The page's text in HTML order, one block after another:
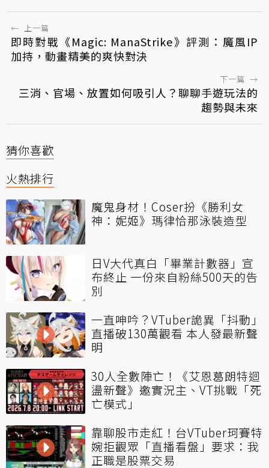
← 上一篇
即時對戰《Magic: ManaStrike》評測：魔風IP
加持，動畫精美的爽快對決
下一篇 →
三消、官場、放置如何吸引人？聊聊手遊玩法的
趨勢與未來
猜你喜歡
火熱排行
魔鬼身材！Coser扮《勝利女
神：妮姬》瑪律恰那泳裝造型
日V大代真白「畢業計數器」宣
布終止 一份來自粉絲500天的告
別
一直呻吟？VTuber詭異「抖動」
直播破130萬觀看 本人發最新聲
明
30人全數陣亡！《艾恩葛朗特迴
盪新聲》邀實況主、VT挑戰「死
亡模式」
靠聊股市走紅！台VTuber珂賽特
婉拒觀眾「直播看盤」要求：我
正職是股票交易